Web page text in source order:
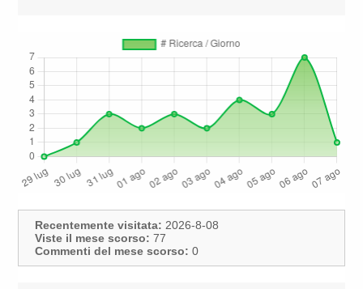
Recentemente visitata: 2026-8-08
Viste il mese scorso: 77
Commenti del mese scorso: 0